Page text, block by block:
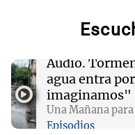
Clima
este domingo 9
00:21 Clima
Clima en
este domingo 9 de
Audio.
agua entra
imaginamos"
Una Mañana
Episodios